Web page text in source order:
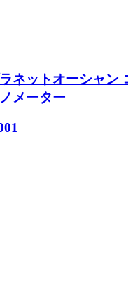
ネットオーシャン
メーター